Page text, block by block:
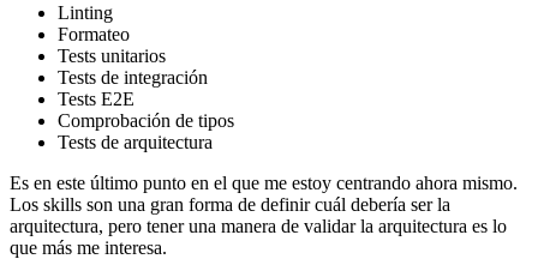
Linting
Formateo
Tests unitarios
Tests de integración
Tests E2E
Comprobación de tipos
Tests de arquitectura
Es en este último punto en el que me estoy centrando ahora mismo.
Los skills son una gran forma de definir cuál debería ser la
arquitectura, pero tener una manera de validar la arquitectura es lo
que más me interesa.